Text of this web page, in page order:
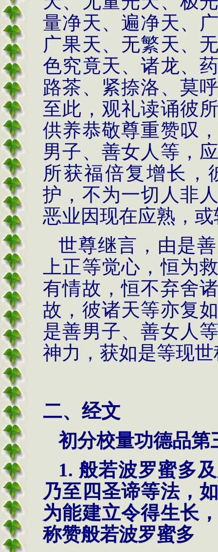
量净天、遍净天、
广果天、无繁天、
色究竟天、诸龙、
路茶、紧捺洛、莫
至此，观礼读诵彼
供养恭敬尊重赞叹
男子、善女人等，
所获福倍复增长，
护，不为一切人非
恶业因现在应熟，
世尊继言，由是
上正等觉心，恒为
有情故，恒不弃舍
故，彼诸天等亦复
是善男子、善女人
神力，获如是等现
二、经文
初分校量功德品第
1. 般若波罗蜜多
乃至四圣谛等法，
为能建立令得生长
称赞般若波罗蜜多